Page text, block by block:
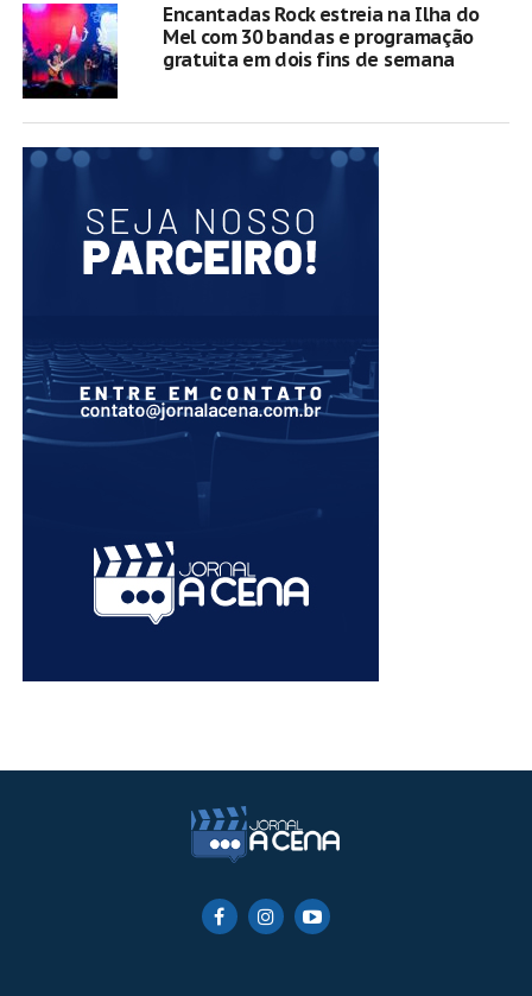
Encantadas Rock estreia na Ilha do
Mel com 30 bandas e programação
gratuita em dois fins de semana